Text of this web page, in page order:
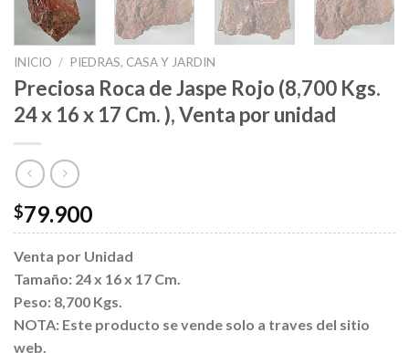
INICIO / PIEDRAS, CASA Y JARDIN
Preciosa Roca de Jaspe Rojo (8,700 Kgs.
24 x 16 x 17 Cm. ), Venta por unidad
$79.900
Venta por Unidad
Tamaño: 24 x 16 x 17 Cm.
Peso: 8,700 Kgs.
NOTA: Este producto se vende solo a traves del sitio
web.